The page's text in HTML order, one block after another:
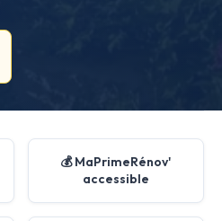
💰 MaPrimeRénov'
accessible